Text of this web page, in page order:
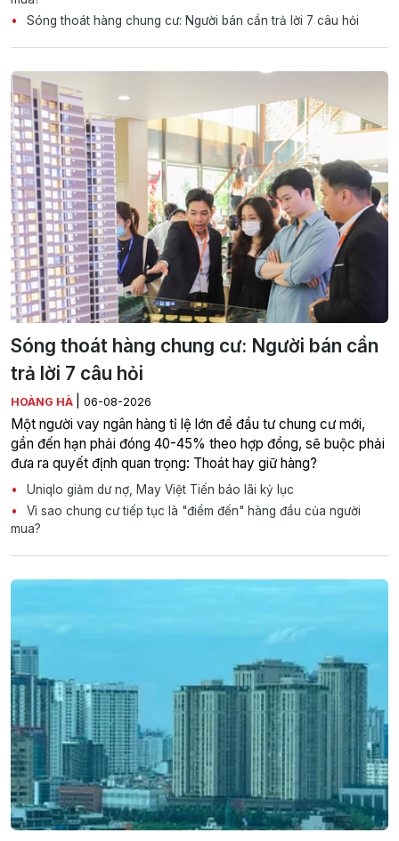
Sóng thoát hàng chung cư: Người bán cần trả lời 7 câu hỏi
Sóng thoát hàng chung cư: Người bán cần
trả lời 7 câu hỏi
HOÀNG HÀ 06-08-2026
Một người vay ngân hàng tỉ lệ lớn để đầu tư chung cư mới,
gần đến hạn phải đóng 40-45% theo hợp đồng, sẽ buộc phải
đưa ra quyết định quan trọng: Thoát hay giữ hàng?
Uniqlo giảm dư nợ, May Việt Tiến báo lãi kỷ lục
Vì sao chung cư tiếp tục là "điểm đến" hàng đầu của người
mua?